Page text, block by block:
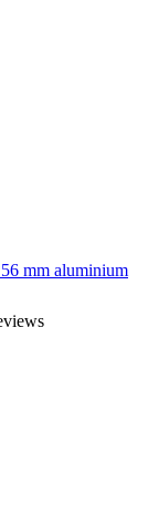
mm aluminium